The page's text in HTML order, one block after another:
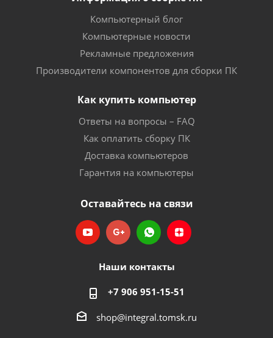
Компьютерный блог
Компьютерные новости
Рекламные предложения
Производители компонентов для сборки ПК
Как купить компьютер
Ответы на вопросы – FAQ
Как оплатить сборку ПК
Доставка компьютеров
Гарантия на компьютеры
Оставайтесь на связи
Наши контакты
+7 906 951-15-51
shop@integral.tomsk.ru